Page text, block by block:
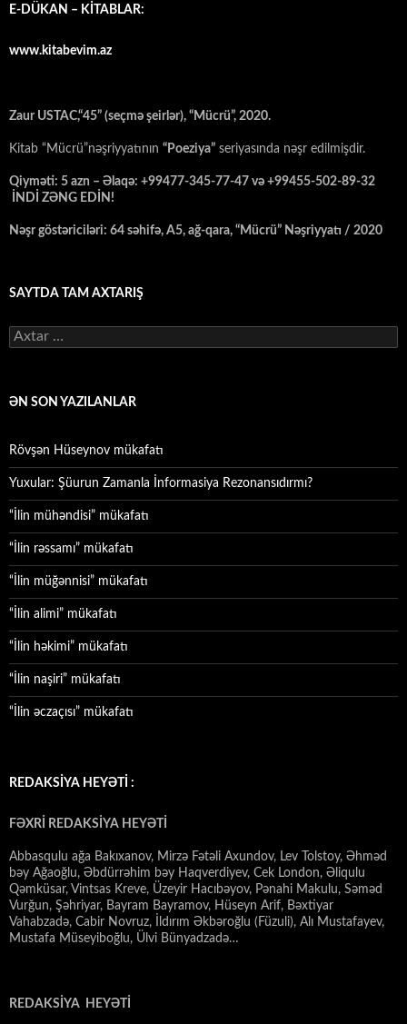
E-DÜKAN – KİTABLAR:
www.kitabevim.az
Zaur USTAC,“45” (seçmə şeirlər), “Mücrü”, 2020.
Kitab “Mücrü”nəşriyyatının “Poeziya” seriyasında nəşr edilmişdir.
Qiyməti: 5 azn – Əlaqə: +99477-345-77-47 və +99455-502-89-32
İNDİ ZƏNG EDİN!
Nəşr göstəriciləri: 64 səhifə, A5, ağ-qara, “Mücrü” Nəşriyyatı / 2020
SAYTDA TAM AXTARIŞ
Axtarış:
ƏN SON YAZILANLAR
Rövşən Hüseynov mükafatı
Yuxular: Şüurun Zamanla İnformasiya Rezonansıdırmı?
“İlin mühəndisi” mükafatı
“İlin rəssamı” mükafatı
“İlin müğənnisi” mükafatı
“İlin alimi” mükafatı
“İlin həkimi” mükafatı
“İlin naşiri” mükafatı
“İlin əczaçısı” mükafatı
REDAKSİYA HEYƏTİ :
FƏXRİ REDAKSİYA HEYƏTİ
Abbasqulu ağa Bakıxanov, Mirzə Fətəli Axundov, Lev Tolstoy, Əhməd
bəy Ağaoğlu, Əbdürrəhim bəy Haqverdiyev, Cek London, Əliqulu
Qəmküsar, Vintsas Kreve, Üzeyir Hacıbəyov, Pənahi Makulu, Səməd
Vurğun, Şəhriyar, Bayram Bayramov, Hüseyn Arif, Bəxtiyar
Vahabzadə, Cabir Novruz, İldırım Əkbəroğlu (Füzuli), Alı Mustafayev,
Mustafa Müseyiboğlu, Ülvi Bünyadzadə…
REDAKSİYA HEYƏTİ